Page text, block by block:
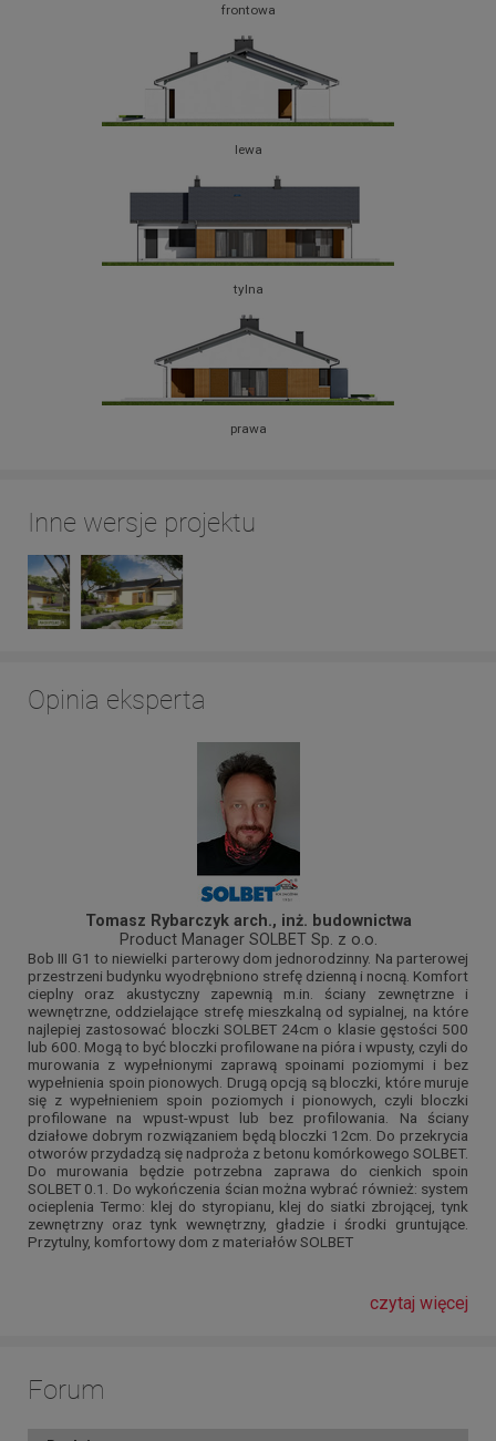
frontowa
lewa
tylna
prawa
Inne wersje projektu
Opinia eksperta
Tomasz Rybarczyk arch., inż. budownictwa
Product Manager SOLBET Sp. z o.o.
Bob III G1 to niewielki parterowy dom jednorodzinny. Na parterowej
przestrzeni budynku wyodrębniono strefę dzienną i nocną. Komfort
cieplny oraz akustyczny zapewnią m.in. ściany zewnętrzne i
wewnętrzne, oddzielające strefę mieszkalną od sypialnej, na które
najlepiej zastosować bloczki SOLBET 24cm o klasie gęstości 500
lub 600. Mogą to być bloczki profilowane na pióra i wpusty, czyli do
murowania z wypełnionymi zaprawą spoinami poziomymi i bez
wypełnienia spoin pionowych. Drugą opcją są bloczki, które muruje
się z wypełnieniem spoin poziomych i pionowych, czyli bloczki
profilowane na wpust-wpust lub bez profilowania. Na ściany
działowe dobrym rozwiązaniem będą bloczki 12cm. Do przekrycia
otworów przydadzą się nadproża z betonu komórkowego SOLBET.
Do murowania będzie potrzebna zaprawa do cienkich spoin
SOLBET 0.1. Do wykończenia ścian można wybrać również: system
ocieplenia Termo: klej do styropianu, klej do siatki zbrojącej, tynk
zewnętrzny oraz tynk wewnętrzny, gładzie i środki gruntujące.
Przytulny, komfortowy dom z materiałów SOLBET
czytaj więcej
Forum